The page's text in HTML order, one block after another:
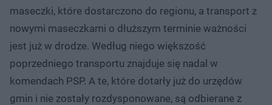
maseczki, które dostarczono do regionu, a transport z
nowymi maseczkami o dłuższym terminie ważności
jest już w drodze. Według niego większość
poprzedniego transportu znajduje się nadal w
komendach PSP. A te, które dotarły już do urzędów
gmin i nie zostały rozdysponowane, są odbierane z